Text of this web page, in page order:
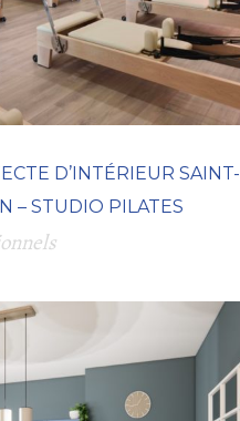
D’INTÉRIEUR SAINT-
– STUDIO PILATES